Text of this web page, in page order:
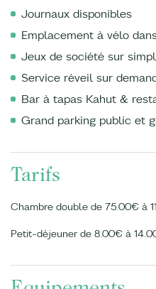
Journaux disponibles
Emplacement à vélo
Jeux de société sur
Service réveil sur
Bar à tapas Kahut &
Grand parking public et
Tarifs
Chambre double de 75.00€ à
Petit-déjeuner de 8.00€ à